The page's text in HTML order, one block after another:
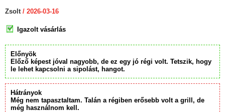
Zsolt/ 2026-03-16
Igazolt vásárlás
Előnyök
Előző képest jóval nagyobb, de ez egy jó régi volt. Tetszik, hogy
le lehet kapcsolni a sipolást, hangot.
Hátrányok
Még nem tapasztaltam. Talán a régiben erősebb volt a grill, de
még használnom kell.